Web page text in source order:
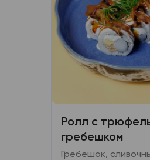
Ролл с
гребешком
Гребешок,